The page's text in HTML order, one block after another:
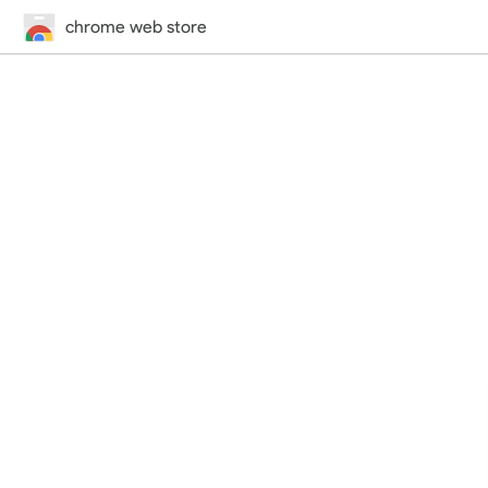
chrome web store